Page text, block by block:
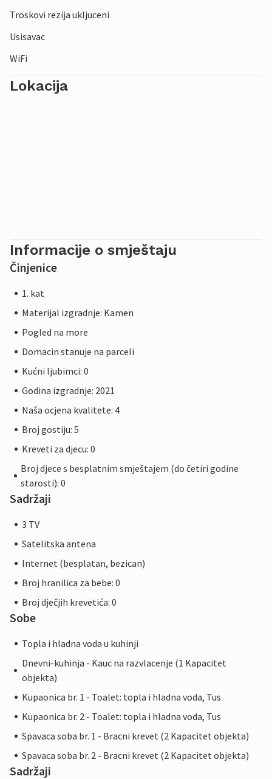
Troskovi rezija ukljuceni
Usisavac
WiFi
Lokacija
Informacije o smještaju
Činjenice
1. kat
Materijal izgradnje: Kamen
Pogled na more
Domacin stanuje na parceli
Kućni ljubimci: 0
Godina izgradnje: 2021
Naša ocjena kvalitete: 4
Broj gostiju: 5
Kreveti za djecu: 0
Broj djece s besplatnim smještajem (do četiri godine
starosti): 0
Sadržaji
3 TV
Satelitska antena
Internet (besplatan, bezican)
Broj hranilica za bebe: 0
Broj dječjih krevetića: 0
Sobe
Topla i hladna voda u kuhinji
Dnevni-kuhinja - Kauc na razvlacenje (1 Kapacitet
objekta)
Kupaonica br. 1 - Toalet: topla i hladna voda, Tus
Kupaonica br. 2 - Toalet: topla i hladna voda, Tus
Spavaca soba br. 1 - Bracni krevet (2 Kapacitet objekta)
Spavaca soba br. 2 - Bracni krevet (2 Kapacitet objekta)
Sadržaji